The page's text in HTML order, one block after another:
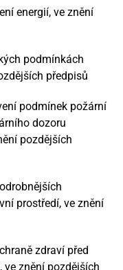
energií, ve znění
podmínkách
předpisů
podmínek požární
dozoru
pozdějších
prostředí, ve znění
zdraví před
znění pozdějších